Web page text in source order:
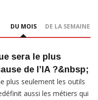
DU MOIS DE LA SEMAINE
sera le plus
de l’IA ?&nbsp;
plus seulement les outils
aussi les métiers qui